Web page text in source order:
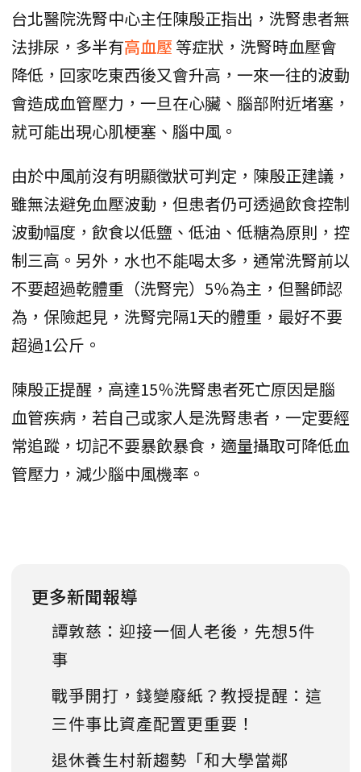
台北醫院洗腎中心主任陳殷正指出，洗腎患者無
法排尿，多半有高血壓 等症狀，洗腎時血壓會
降低，回家吃東西後又會升高，一來一往的波動
會造成血管壓力，一旦在心臟、腦部附近堵塞，
就可能出現心肌梗塞、腦中風。
由於中風前沒有明顯徵狀可判定，陳殷正建議，
雖無法避免血壓波動，但患者仍可透過飲食控制
波動幅度，飲食以低鹽、低油、低糖為原則，控
制三高。另外，水也不能喝太多，通常洗腎前以
不要超過乾體重（洗腎完）5％為主，但醫師認
為，保險起見，洗腎完隔1天的體重，最好不要
超過1公斤。
陳殷正提醒，高達15％洗腎患者死亡原因是腦
血管疾病，若自己或家人是洗腎患者，一定要經
常追蹤，切記不要暴飲暴食，適量攝取可降低血
管壓力，減少腦中風機率。
更多新聞報導
譚敦慈：迎接一個人老後，先想5件
事
戰爭開打，錢變廢紙？教授提醒：這
三件事比資產配置更重要！
退休養生村新趨勢「和大學當鄰